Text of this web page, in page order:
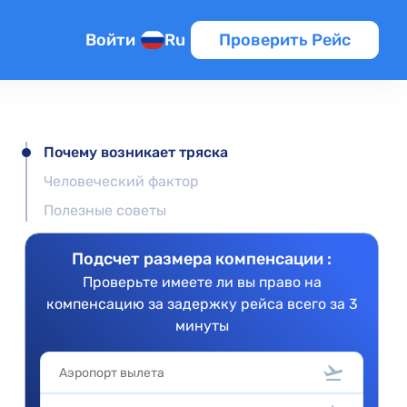
Войти Ru Проверить Рейс
Почему возникает тряска
Человеческий фактор
Полезные советы
Подсчет размера компенсации :
Проверьте имеете ли вы право на
компенсацию за задержку рейса всего за 3
минуты